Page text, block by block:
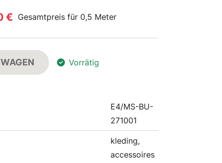
€ Gesamtpreis für 0,5 Meter
Vorrätig
E4/MS-BU-
271001
kleding,
accessoires